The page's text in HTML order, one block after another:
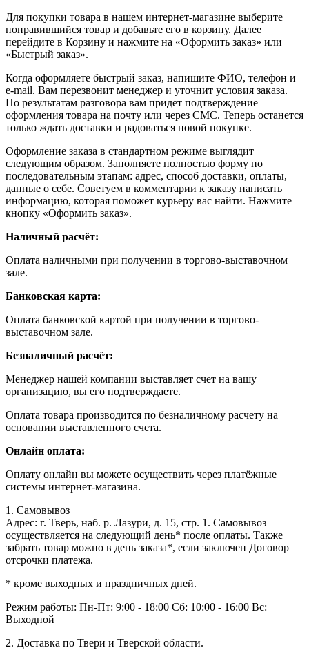
Для покупки товара в нашем интернет-магазине выберите
понравившийся товар и добавьте его в корзину. Далее
перейдите в Корзину и нажмите на «Оформить заказ» или
«Быстрый заказ».
Когда оформляете быстрый заказ, напишите ФИО, телефон и
e-mail. Вам перезвонит менеджер и уточнит условия заказа.
По результатам разговора вам придет подтверждение
оформления товара на почту или через СМС. Теперь останется
только ждать доставки и радоваться новой покупке.
Оформление заказа в стандартном режиме выглядит
следующим образом. Заполняете полностью форму по
последовательным этапам: адрес, способ доставки, оплаты,
данные о себе. Советуем в комментарии к заказу написать
информацию, которая поможет курьеру вас найти. Нажмите
кнопку «Оформить заказ».
Наличный расчёт:
Оплата наличными при получении в торгово-выставочном
зале.
Банковская карта:
Оплата банковской картой при получении в торгово-
выставочном зале.
Безналичный расчёт:
Менеджер нашей компании выставляет счет на вашу
организацию, вы его подтверждаете.
Оплата товара производится по безналичному расчету на
основании выставленного счета.
Онлайн оплата:
Оплату онлайн вы можете осуществить через платёжные
системы интернет-магазина.
1. Самовывоз
Адрес: г. Тверь, наб. р. Лазури, д. 15, стр. 1. Самовывоз
осуществляется на следующий день* после оплаты. Также
забрать товар можно в день заказа*, если заключен Договор
отсрочки платежа.
* кроме выходных и праздничных дней.
Режим работы: Пн-Пт: 9:00 - 18:00 Сб: 10:00 - 16:00 Вс:
Выходной
2. Доставка по Твери и Тверской области.